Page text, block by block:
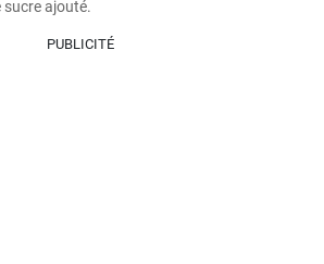
ajouté.
PUBLICITÉ